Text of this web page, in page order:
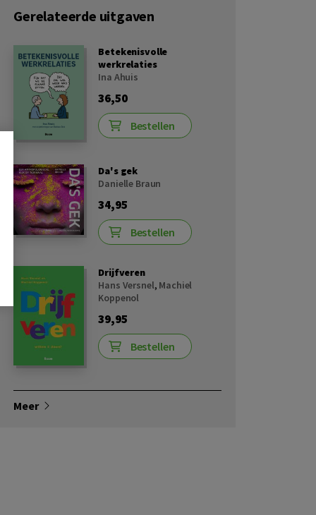
Gerelateerde uitgaven
Betekenisvolle
werkrelaties
Ina Ahuis
36,50
Bestellen
Da's gek
Danielle Braun
34,95
Bestellen
Drijfveren
Hans Versnel, Machiel
Koppenol
39,95
Bestellen
Meer